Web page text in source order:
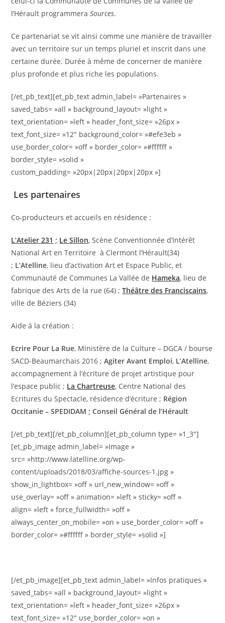
l’Hérault programmeraSources.
Ce partenariat se vit ainsi comme une manière de travailler
avec un territoire sur un temps pluriel et inscrit dans une
certaine durée. Durée à même de concerner de manière
plus profonde et plus riche les populations.
[/et_pb_text][et_pb_text admin_label= »Partenaires »
saved_tabs= »all » background_layout= »light »
text_orientation= »left » header_font_size= »26px »
text_font_size= »12″ background_color= »#efe3eb »
use_border_color= »off » border_color= »#ffffff »
border_style= »solid »
custom_padding= »20px|20px|20px|20px »]
Les partenaires
Co-producteurs et accueils en résidence :
L’Atelier 231 ; Le Sillon, Scène Conventionnée d’Intérêt
National Art en Territoire à Clermont l’Hérault(34)
; L’Atelline, lieu d’activation Art et Espace Public, et
Communauté de Communes La Vallée de Hameka, lieu de
fabrique des Arts de la rue (64) ;Théâtre des Franciscains,
ville de Béziers (34)
Aide à la création :
Ecrire Pour La Rue, Ministère de la Culture – DGCA / bourse
SACD-Beaumarchais 2016 ;Agiter Avant Emploi, L’Atelline,
accompagnement à l’écriture de projet artistique pour
l’espace public ; La Chartreuse, Centre National des
Ecritures du Spectacle, résidence d’écriture ; Région
Occitanie – SPEDIDAM ;Conseil Général de l’Hérault
[/et_pb_text][/et_pb_column][et_pb_column type= »1_3″]
[et_pb_image admin_label= »Image »
src= »http://www.latelline.org/wp-
content/uploads/2018/03/affiche-sources-1.jpg »
show_in_lightbox= »off » url_new_window= »off »
use_overlay= »off » animation= »left » sticky= »off »
align= »left » force_fullwidth= »off »
always_center_on_mobile= »on » use_border_color= »off »
border_color= »#ffffff » border_style= »solid »]
[/et_pb_image][et_pb_text admin_label= »Infos pratiques »
saved_tabs= »all » background_layout= »light »
text_orientation= »left » header_font_size= »26px »
text_font_size= »12″ use_border_color= »on »